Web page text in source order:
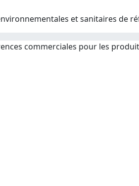
et sanitaires de
commerciales pour les